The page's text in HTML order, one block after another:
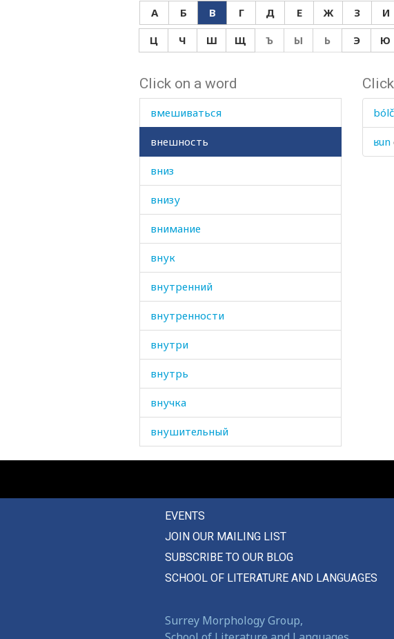
А Б В Г Д Е Ж З И
Ц
Ч Ш Щ Ъ Ы Ь Э Ю
Click on a word
влиять
влюбляться
вместе
вмешиваться
внешность
вниз
внизу
внимание
внук
внутренний
внутренности
внутри
внутрь
внучка
внушительный
во
вода
водоем
воевать
ʁun
EVENTS
JOIN OUR MAILING LIST
SUBSCRIBE TO OUR BLOG
SCHOOL OF LITERATURE AND LANGUAGES
Surrey Morphology Group,